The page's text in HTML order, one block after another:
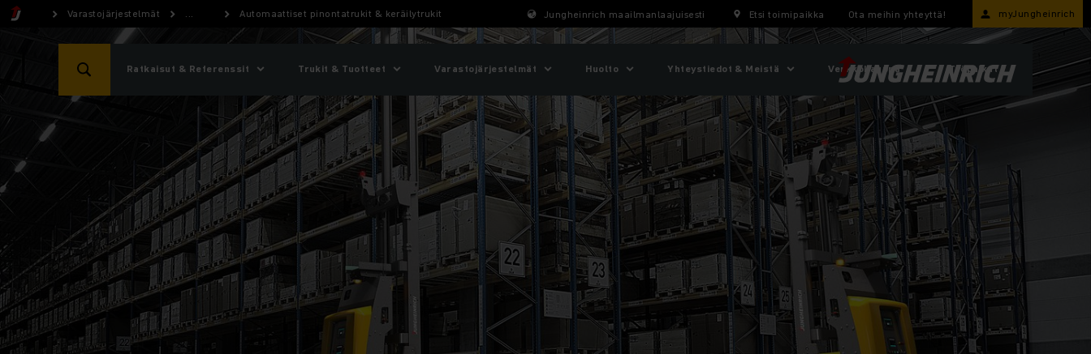
Varastojärjestelmät ... Automaattiset pinontatrukit & keräilytrukit Jungheinrich maailmanlaajuisesti Etsi toimipaikka Ota meihin yhteyttä! myJungheinrich
Ratkaisut & Referenssit Trukit & Tuotteet Varastojärjestelmät Huolto Yhteystiedot & Meistä Verkkokauppa Työpaikat